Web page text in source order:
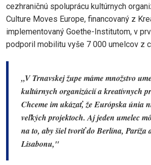
cezhraničnú spoluprácu kultúrnych
Culture Moves Europe, financovaný z
implementovaný Goethe-Institutom, v
podporil mobilitu vyše 7 000 umelcov z
„V Trnavskej župe máme množstvo
kultúrnych organizácií a kreatívnych
Chceme im ukázať, že Európska únia
veľkých projektoch. Aj jeden umelec
na to, aby šiel tvoriť do Berlína, Paríža
Lisabonu,"